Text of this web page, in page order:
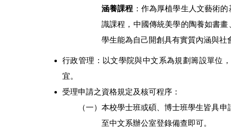
涵養課程 ：作為厚植學生 人文藝術
識課程，中國傳統美學的陶養如書畫
學生能為自己開創具有實質內涵與社
行政管理：以文學院與中文系為規劃籌設單位
宜。
受理申請之資格規定及核可程序：
（一）本校學士班或碩、博士班學生皆具
至中文系辦公室登錄備查即可。